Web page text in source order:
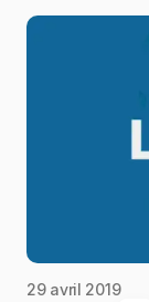
29 avril 2019